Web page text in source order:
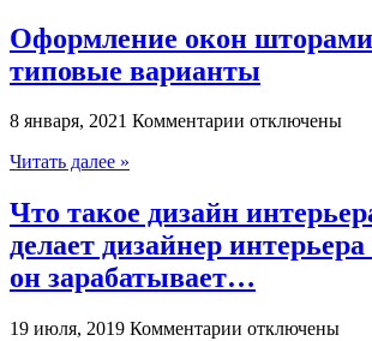
Оформление окон
типовые варианты
8 января, 2021 Комментарии к
шторами
—
типовые
отключены
Читать далее »
Что такое дизайн
делает дизайнер
он зарабатывает…
19 июля, 2019 Комментарии котключены